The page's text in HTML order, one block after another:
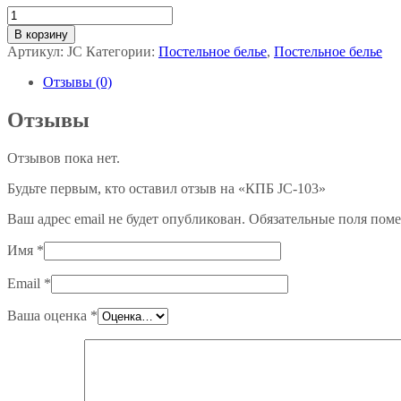
Количество
товара
КПБ
JC-
В корзину
Артикул: JC Категории: Постельное белье, Постельное белье
Отзывы (0)
Отзывы
Отзывов пока нет.
Будьте первым, кто оставил отзыв на «КПБ JC-103»
Ваш адрес email не будет опубликован. Обязательные поля
Имя *
Email *
Ваша оценка *